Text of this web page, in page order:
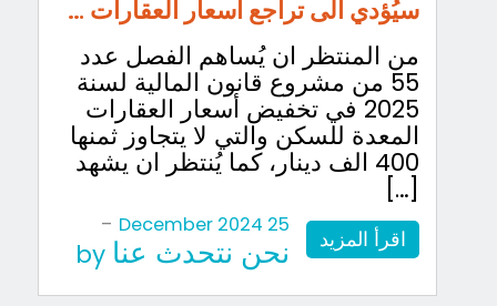
سيُؤدي الى تراجع أسعار العقارات …
من المنتظر ان يُساهم الفصل عدد
55 من مشروع قانون المالية لسنة
2025 في تخفيض أسعار العقارات
المعدة للسكن والتي لا يتجاوز ثمنها
400 الف دينار، كما يُنتظر ان يشهد
[…]
اقرأ المزيد
25 December 2024
-
نحن نتحدث عنا by